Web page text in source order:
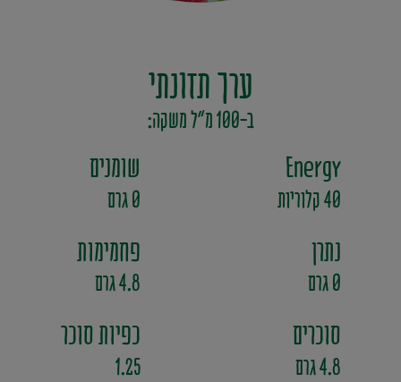
ערך תזונתי
ב-100 מ"ל משקה:
Energy
40 קלוריות
שומנים
0 גרם
נתרן
0 גרם
פחמימות
4.8 גרם
סוכרים
4.8 גרם
כפיות סוכר
1.25